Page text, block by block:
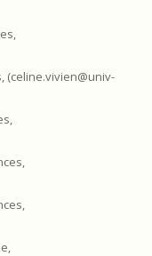
(celine.vivien@univ-